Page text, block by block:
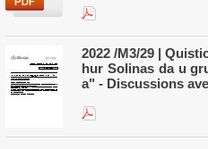
2022 /M3/29 |
hur Solinas da u
a" - Discussions